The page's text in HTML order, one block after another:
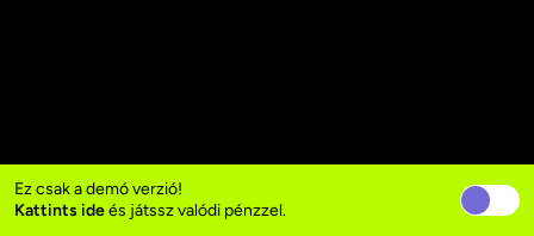
Ez csak a demó verzió!
Kattints ideés játssz valódi pénzzel.